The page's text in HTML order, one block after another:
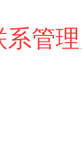
系管